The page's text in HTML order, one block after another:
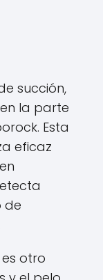
succión,
la parte
Esta
eficaz
de
es otro